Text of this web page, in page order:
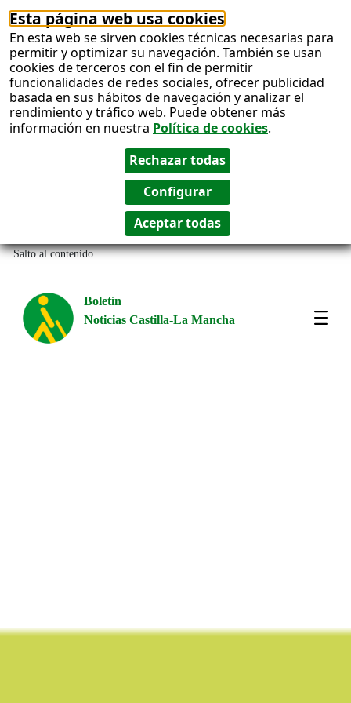
Esta página web usa cookies
En esta web se sirven cookies técnicas necesarias para
permitir y optimizar su navegación. También se usan
cookies de terceros con el fin de permitir
funcionalidades de redes sociales, ofrecer publicidad
basada en sus hábitos de navegación y analizar el
rendimiento y tráfico web. Puede obtener más
información en nuestra Política de cookies.
Salto al contenido
Boletín
Noticias Castilla-La Mancha